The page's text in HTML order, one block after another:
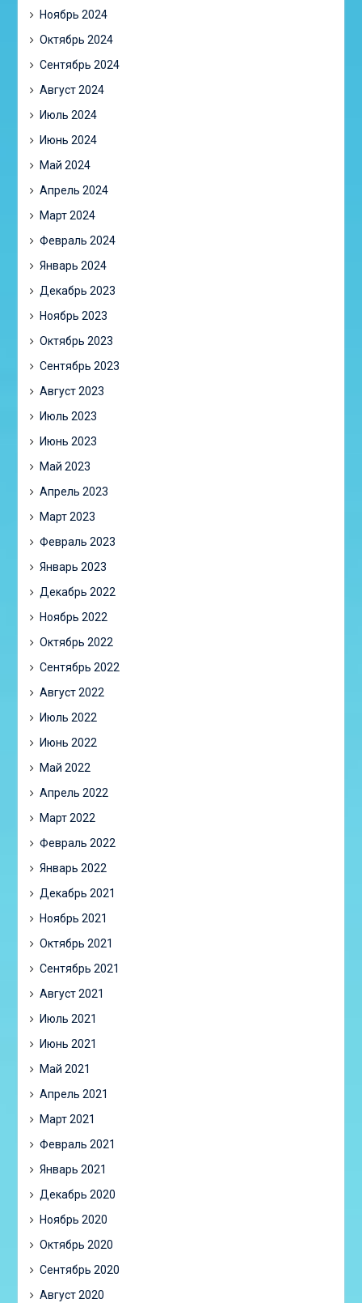
Ноябрь 2024
Октябрь 2024
Сентябрь 2024
Август 2024
Июль 2024
Июнь 2024
Май 2024
Апрель 2024
Март 2024
Февраль 2024
Январь 2024
Декабрь 2023
Ноябрь 2023
Октябрь 2023
Сентябрь 2023
Август 2023
Июль 2023
Июнь 2023
Май 2023
Апрель 2023
Март 2023
Февраль 2023
Январь 2023
Декабрь 2022
Ноябрь 2022
Октябрь 2022
Сентябрь 2022
Август 2022
Июль 2022
Июнь 2022
Май 2022
Апрель 2022
Март 2022
Февраль 2022
Январь 2022
Декабрь 2021
Ноябрь 2021
Октябрь 2021
Сентябрь 2021
Август 2021
Июль 2021
Июнь 2021
Май 2021
Апрель 2021
Март 2021
Февраль 2021
Январь 2021
Декабрь 2020
Ноябрь 2020
Октябрь 2020
Сентябрь 2020
Август 2020